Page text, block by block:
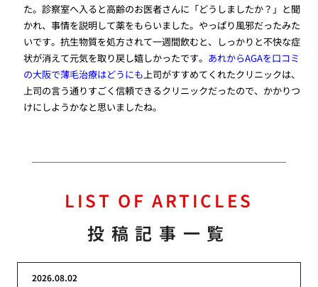
た。診察室へ入ると高齢のお医者さんに「どうしましたか？」と聞
かれ、事情を説明して薬をもらいました。やっぱり風邪だったみた
いです。抗生物質を処方されて一週間飲むと、しっかりと不快な症
状が消えて元気を取り戻し嬉しかったです。 あれからAGAを口コミ
の大阪で薄毛治療はどうにも 上司がすすめてくれたクリニックは、
上司の言う通りすごく信頼できるクリニックだったので、かかりつ
けにしようかなと思いましたね。
LIST OF ARTICLES
投稿記事一覧
2026.08.02